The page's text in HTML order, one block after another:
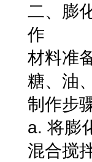
二、膨
作
材料准
糖、油
制作步
a. 将膨
混合搅